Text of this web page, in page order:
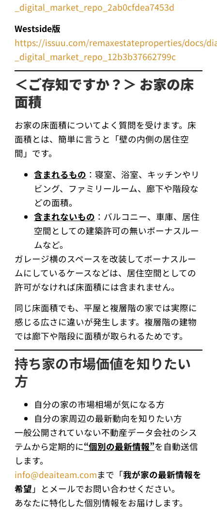
_digital_market_repo_2ab0cfdea7453d
Westside版
https://issuu.com/remaxestateproperties/docs/
_digital_market_repo_12b3b37662799c
＜ご存知ですか？＞ お家の床
面積
お家の床面積についてよく質問を受けます。床
面積とは、簡単に言うと「壁の内側の居住空
間」です。
含まれるもの ：寝室、浴室、キッチンやリ
ビング、ファミリールーム、廊下や階段な
どの面積。
含まれないもの ：バルコニー、車庫、居住
空間としての建築許可の無いボーナスルー
ムなど。
ガレージ横のスペースを改装してボーナスルー
ムにしているケースなどは、居住空間としての
許可がなければ床面積には含まれません。
同じ床面積でも、平屋と複層階の家では実際に
感じる広さに違いが発生します。複層階の建物
では廊下や階段に面積が取られるためです。
持ち家の市場価値を知りたい
方
自分の家の市場相場が気になる方
自分の家周辺の最新動向を知りたい方
一般公開されていない不動産データ会社のシス
テムから定期的に“個別の最新情報”を自動送信
します。
info@deaiteam.comまで「我が家の最新情報を
希望 」とメールでお問い合わせください。
あなたに特化した個別情報をお届けします。